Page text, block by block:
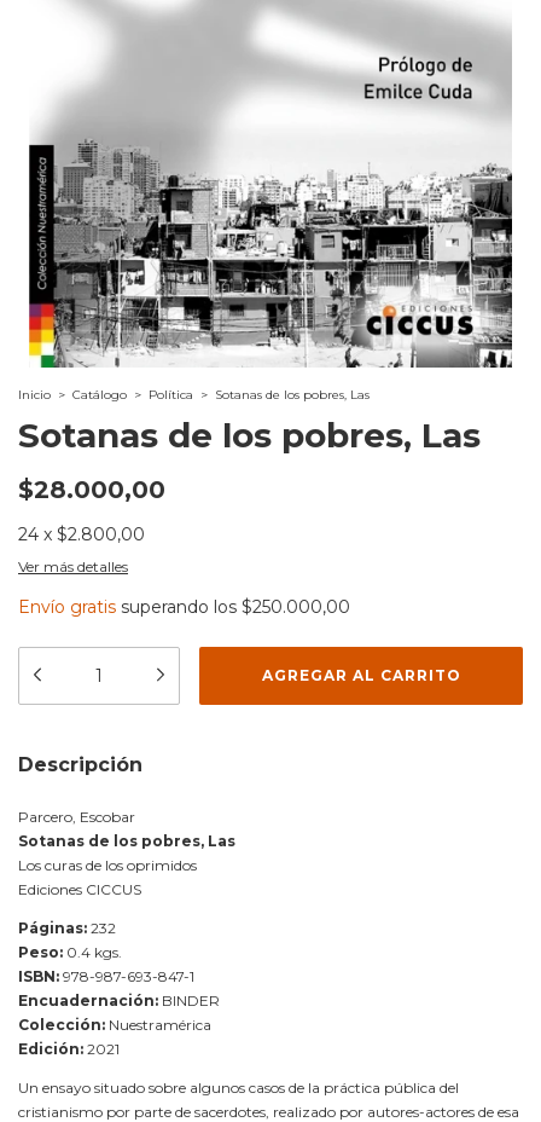
Inicio > Catálogo > Política > Sotanas de los pobres, Las
Sotanas de los pobres, Las
$28.000,00
24 x $2.800,00
Ver más detalles
Envío gratis superando los $250.000,00
Descripción
Parcero, Escobar
Sotanas de los pobres, Las
Los curas de los oprimidos
Ediciones CICCUS
Páginas: 232
Peso: 0.4 kgs.
ISBN: 978-987-693-847-1
Encuadernación: BINDER
Colección: Nuestramérica
Edición: 2021
Un ensayo situado sobre algunos casos de la práctica pública del
cristianismo por parte de sacerdotes, realizado por autores-actores de esa